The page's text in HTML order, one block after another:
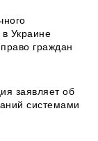
Украине
граждан
заявляет об
системами